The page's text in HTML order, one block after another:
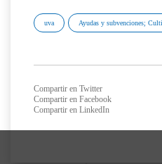
uva Ayudas y subvenciones;
Compartir en Twitter
Compartir en Facebook
Compartir en LinkedIn